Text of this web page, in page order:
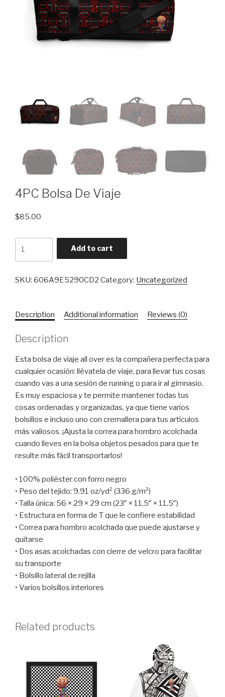
4PC Bolsa De Viaje
$85.00
Viaje
Add to cart
SKU: 606A9E5290CD2 Category: Uncategorized
Description Additional information Reviews (0)
Description
Esta bolsa de viaje all over es la compañera perfecta para
cualquier ocasión: llévatela de viaje, para llevar tus cosas
cuando vas a una sesión de running o para ir al gimnasio.
Es muy espaciosa y te permite mantener todas tus
cosas ordenadas y organizadas, ya que tiene varios
bolsillos e incluso uno con cremallera para tus artículos
más valiosos. ¡Ajusta la correa para hombro acolchada
cuando lleves en la bolsa objetos pesados para que te
resulte más fácil transportarlos!
• 100% poliéster con forro negro
• Peso del tejido: 9.91 oz/yd² (336 g/m²)
• Talla única: 56 × 29 × 29 cm (23″ × 11,5″ × 11,5″)
• Estructura en forma de T que le confiere estabilidad
• Correa para hombro acolchada que puede ajustarse y
quitarse
• Dos asas acolchadas con cierre de velcro para facilitar
su transporte
• Bolsillo lateral de rejilla
• Varios bolsillos interiores
Related products